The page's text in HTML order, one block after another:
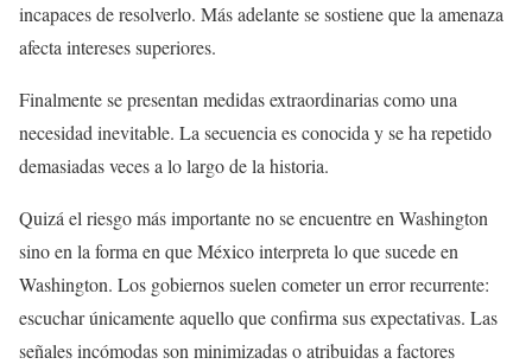
incapaces de resolverlo. Más adelante se sostiene que la amenaza
afecta intereses superiores.
Finalmente se presentan medidas extraordinarias como una
necesidad inevitable. La secuencia es conocida y se ha repetido
demasiadas veces a lo largo de la historia.
Quizá el riesgo más importante no se encuentre en Washington
sino en la forma en que México interpreta lo que sucede en
Washington. Los gobiernos suelen cometer un error recurrente:
escuchar únicamente aquello que confirma sus expectativas. Las
señales incómodas son minimizadas o atribuidas a factores